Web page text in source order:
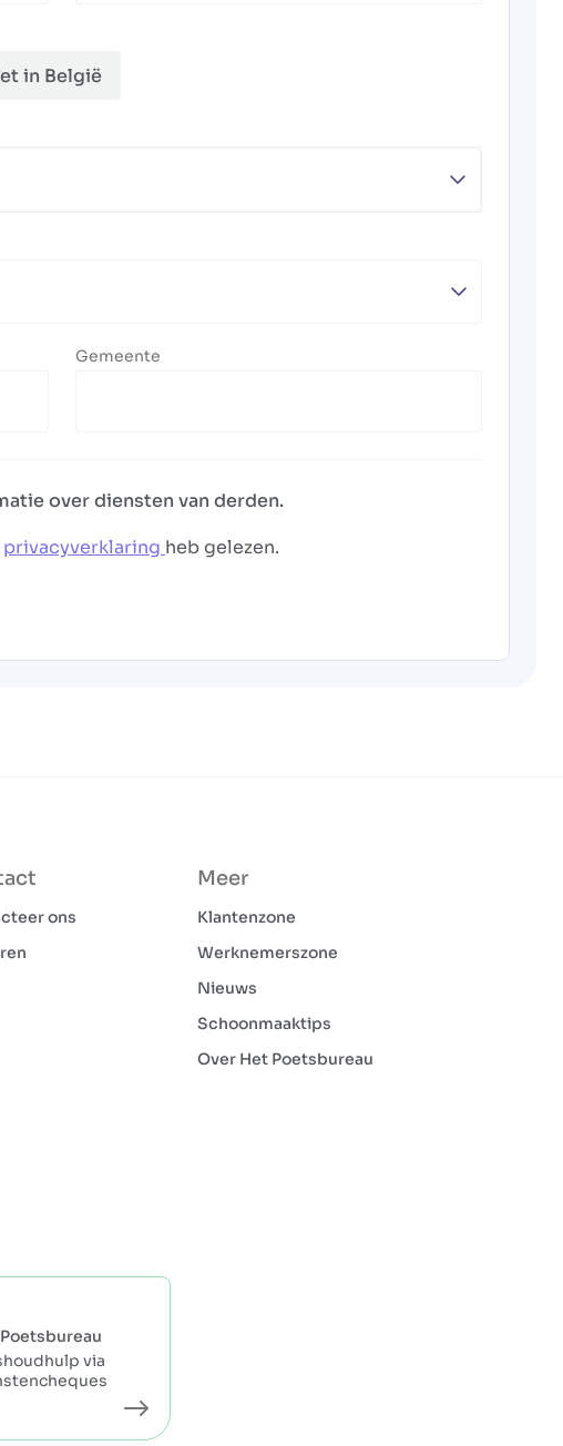
in België
Gemeente
over diensten van derden.
privacyverklaring heb gelezen.
ons
Meer
Klantenzone
Werknemerszone
Nieuws
Schoonmaaktips
Over Het Poetsbureau
via